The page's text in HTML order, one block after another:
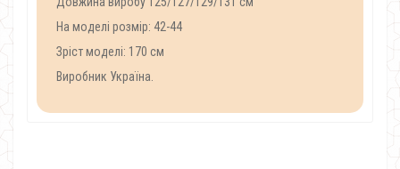
На моделі розмір: 42-44
Зріст моделі: 170 см
Виробник Україна.